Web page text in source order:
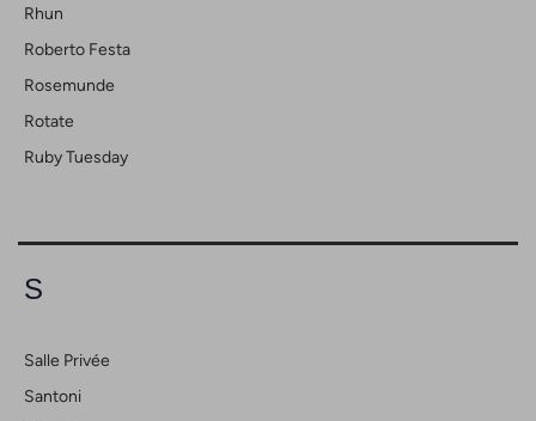
Rhun
Roberto Festa
Rosemunde
Rotate
Ruby Tuesday
S
Salle Privée
Santoni